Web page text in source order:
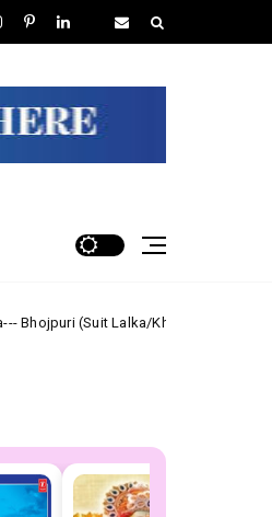
Khesarilal Yadav) Lyrics